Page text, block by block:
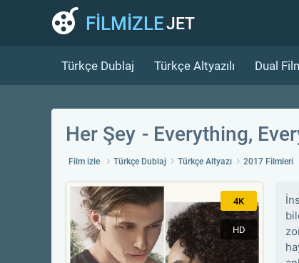
FİLMİZLEJET
Türkçe Dublaj Türkçe Altyazılı Dual
Her Şey Everything,
Film izle Türkçe Dublaj Türkçe Altyazı 2017 Filmleri
4K
HD